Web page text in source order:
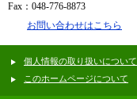
Fax：048-776-8873
お問い合わせはこちら
個人情報の取り扱いについて
このホームページについて